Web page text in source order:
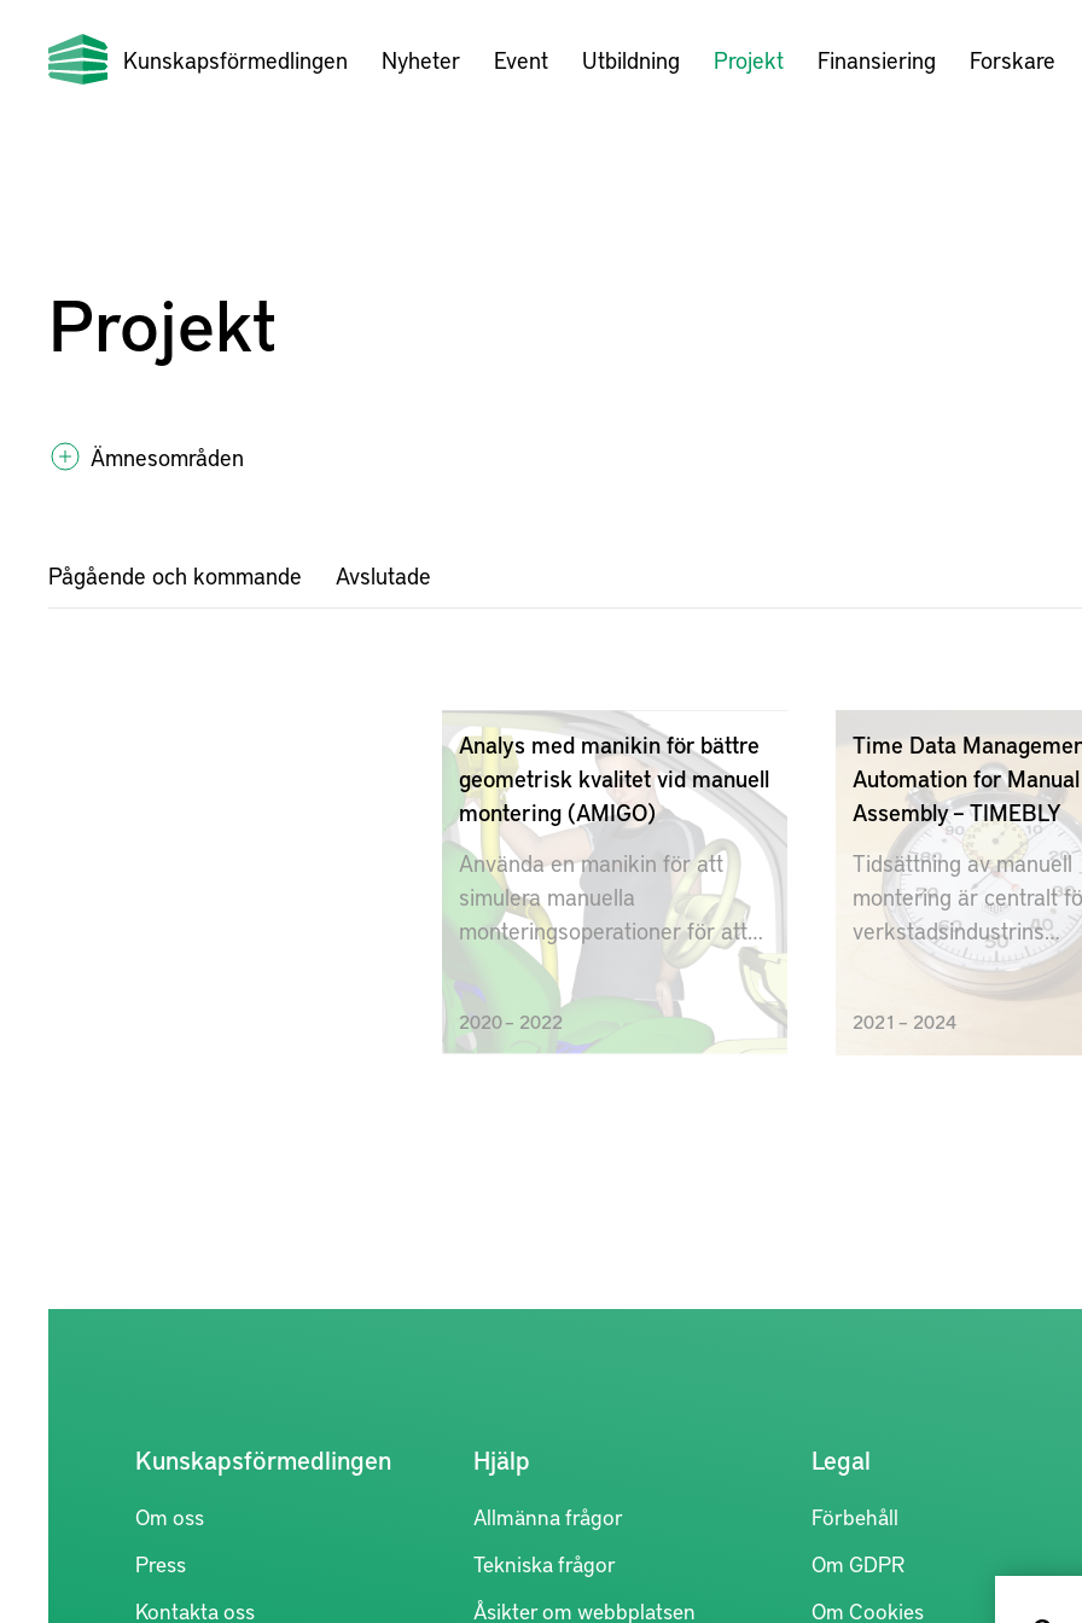
Kunskapsförmedlingen Nyheter Event Utbildning Projekt Finansiering Forskare
Projekt
Ämnesområden
Pågående och kommande Avslutade
Analys med manikin för bättre
geometrisk kvalitet vid manuell
montering (AMIGO)
Använda en manikin för att
simulera manuella
monteringsoperationer för att
uppnå bättre geometrisk
kvalitet
2020 – 2022
Time Data
Automation for Manual
Assembly – TIMEBLY
Tidsättning av manuell
montering är centralt
verkstadsindustrins
konkurrenskraft.
2021 – 2024
Kunskapsförmedlingen
Om oss
Press
Kontakta oss
Hjälp
Allmänna frågor
Tekniska frågor
Åsikter om webbplatsen
Legal
Förbehåll
Om GDPR
Om Cookies